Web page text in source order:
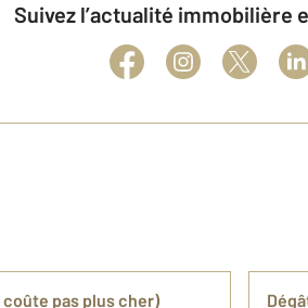
Suivez l’actualité
pas plus cher)